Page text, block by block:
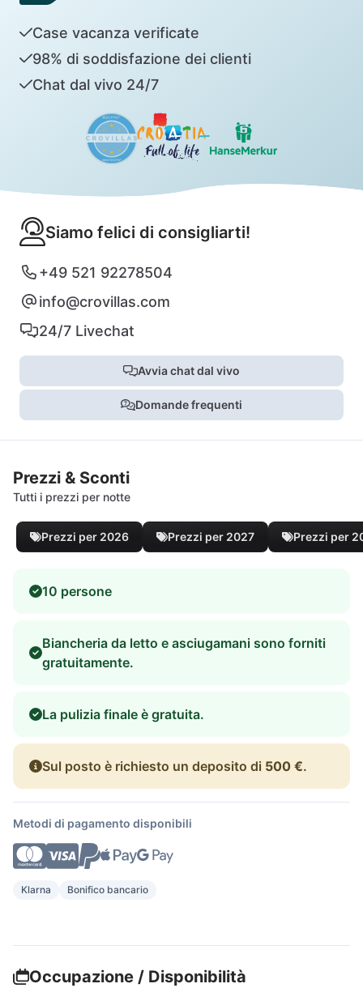
Case vacanza verificate
98% di soddisfazione dei clienti
Chat dal vivo 24/7
Siamo felici di consigliarti!
+49 521 92278504
info@crovillas.com
24/7 Livechat
Avvia chat dal vivo
Domande frequenti
Prezzi & Sconti
Tutti i prezzi per notte
Prezzi per 2026 Prezzi per 2027 Prezzi per
10 persone
Biancheria da letto e asciugamani sono forniti
gratuitamente.
La pulizia finale è gratuita.
Sul posto è richiesto un deposito di 500 €.
Metodi di pagamento disponibili
Klarna Bonifico bancario
Occupazione / Disponibilità